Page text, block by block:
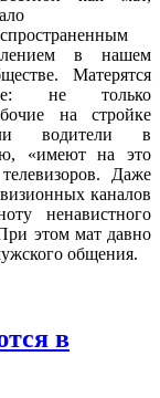
в нашем
Матерятся
не только
на стройке
водители в
«имеют на это
Даже
каналов
ненавистного
этом мат давно
общения.
в